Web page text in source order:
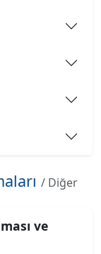
/ Diğer
ve